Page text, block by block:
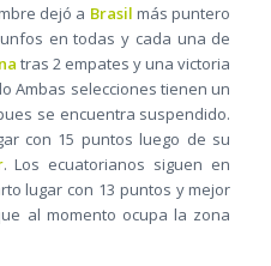
dejó a Brasil más puntero
en todas y cada una de
tras 2 empates y una victoria
Ambas selecciones tienen un
se encuentra suspendido.
con 15 puntos luego de su
. Los ecuatorianos siguen en
lugar con 13 puntos y mejor
al momento ocupa la zona